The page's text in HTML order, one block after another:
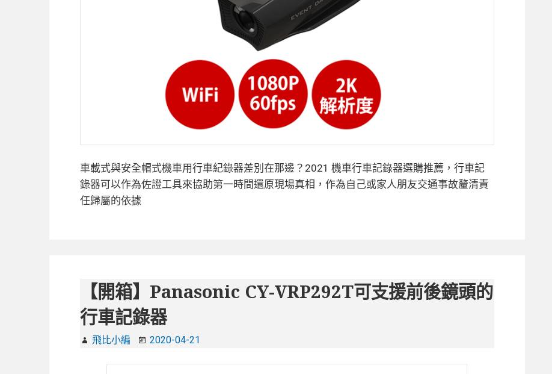
車載式與安全帽式機車用行車紀錄器差別在那邊？2021 機車行車記錄器選購推薦，行車記
錄器可以作為佐證工具來協助第一時間還原現場真相，作為自己或家人朋友交通事故釐清責
任歸屬的依據
【開箱】Panasonic CY-VRP292T可支援前後鏡頭的
行車記錄器
飛比小編 2020-04-21